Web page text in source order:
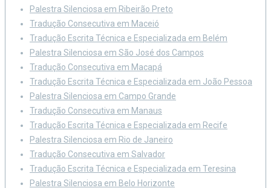
Palestra Silenciosa em Ribeirão Preto
Tradução Consecutiva em Maceió
Tradução Escrita Técnica e Especializada em Belém
Palestra Silenciosa em São José dos Campos
Tradução Consecutiva em Macapá
Tradução Escrita Técnica e Especializada em João Pessoa
Palestra Silenciosa em Campo Grande
Tradução Consecutiva em Manaus
Tradução Escrita Técnica e Especializada em Recife
Palestra Silenciosa em Rio de Janeiro
Tradução Consecutiva em Salvador
Tradução Escrita Técnica e Especializada em Teresina
Palestra Silenciosa em Belo Horizonte